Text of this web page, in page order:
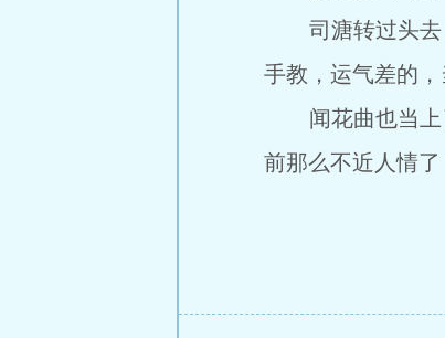
司溏转过头去，
手教，运气差的
闻花曲也当上了
前那么不近人情